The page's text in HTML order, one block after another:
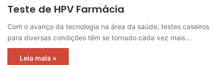
Teste de HPV Farmácia
Com o avanço da tecnologia na área da saúde, testes caseiros
para diversas condições têm se tornado cada vez mais…
Leia mais »